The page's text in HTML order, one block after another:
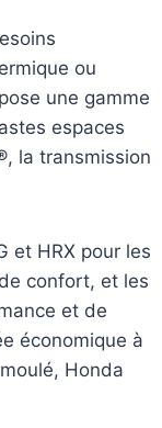
ou
une gamme
espaces
la transmission
et HRX pour les
confort, et les
et de
économique à
Honda